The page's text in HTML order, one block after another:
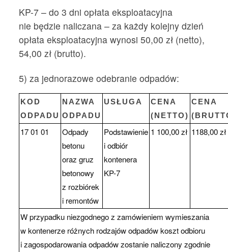
KP-7 – do 3 dni opłata eksploatacyjna
nie będzie naliczana – za każdy kolejny dzień
opłata eksploatacyjna wynosi 50,00 zł (netto),
54,00 zł (brutto).
5) za jednorazowe odebranie odpadów:
KOD
ODPADU
NAZWA
ODPADU
USŁUGA
CENA
(NETTO)
CENA
17 01 01
Odpady
betonu
oraz gruz
betonowy
z rozbiórek
i remontów
Podstawienie
i odbiór
kontenera
KP-7
1 100,00 zł 1188,00 zł
W przypadku niezgodnego z zamówieniem wymieszania
w kontenerze różnych rodzajów odpadów koszt odbioru
i zagospodarowania odpadów zostanie naliczony zgodnie